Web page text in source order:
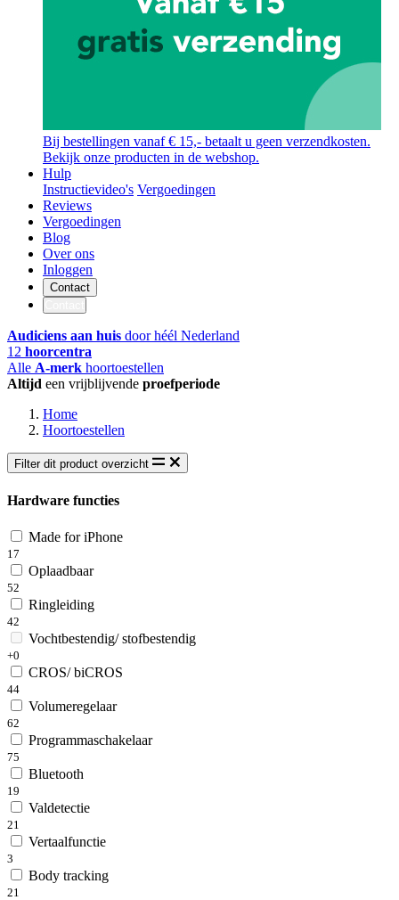
Bij bestellingen vanaf € 15,- betaalt u geen verzendkosten.
Bekijk onze producten in de webshop.
Hulp
Instructievideo's Vergoedingen
Reviews
Vergoedingen
Blog
Over ons
Inloggen
Contact
Audiciens aan huis door héél Nederland
12 hoorcentra
Alle A-merk hoortoestellen
Altijd een vrijblijvende proefperiode
Home
Hoortoestellen
Filter dit product overzicht
Hardware functies
Made for iPhone
17
Oplaadbaar
52
Ringleiding
42
Vochtbestendig/ stofbestendig
+0
CROS/ biCROS
44
Volumeregelaar
62
Programmaschakelaar
75
Bluetooth
19
Valdetectie
21
Vertaalfunctie
3
Body tracking
21